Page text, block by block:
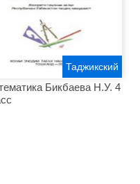
Бикбаева Н.У. 4
Таджикский